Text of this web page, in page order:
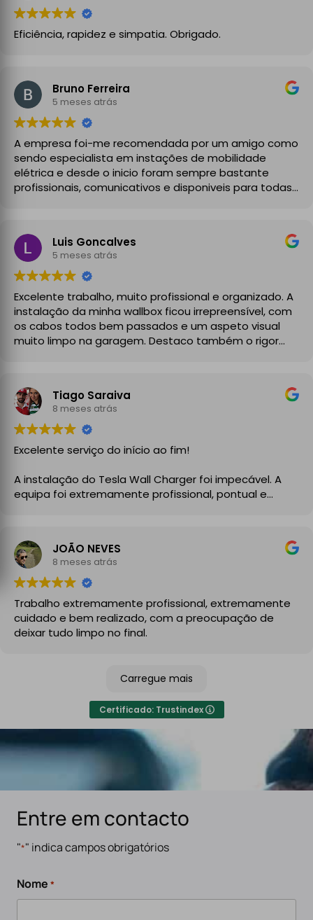
Eficiência, rapidez e simpatia. Obrigado.
Bruno Ferreira
5 meses atrás
A empresa foi-me recomendada por um amigo como
sendo especialista em instações de mobilidade
elétrica e desde o inicio foram sempre bastante
profissionais, comunicativos e disponiveis para todas
A instalação de tomada reforçada em garagem
partilhada correu na perfeição e nos prazos
combinados, sendo que fizeram toda a limpeza e
explicações necessárias. Recomendado
Luis Goncalves
5 meses atrás
Excelente trabalho, muito profissional e organizado. A
instalação da minha wallbox ficou irrepreensível, com
os cabos todos bem passados e um aspeto visual
muito limpo na garagem. Destaco também o rigor
garantindo toda a segurança e legalidade.
Recomendo vivamente!
Tiago Saraiva
8 meses atrás
Excelente serviço do início ao fim!
A instalação do Tesla Wall Charger foi impecável. A
equipa foi extremamente profissional, pontual e
clareza, aconselharam a melhor solução para a minha
instalação elétrica e executaram o trabalho com
enorme cuidado.
A instalação ficou perfeita, organizada e totalmente
funcional, com atenção aos detalhes e à segurança.
No final, deixaram tudo limpo e testado, pronto a usar.
um serviço de eletricidade de confiança,
especialmente para carregadores de veículos
elétricos. Serviço rápido, eficiente e de alta qualidade.
JOÃO NEVES
8 meses atrás
Trabalho extremamente profissional, extremamente
cuidado e bem realizado, com a preocupação de
deixar tudo limpo no final.
Carregue mais
Certificado: Trustindex
Entre em contacto
"*" indica campos obrigatórios
Nome *